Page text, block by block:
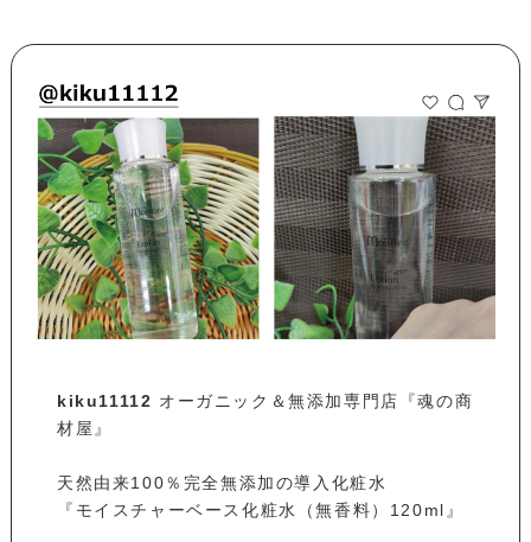
kiku11112 オーガニック＆無添加専門店『魂の商
材屋』
天然由来100％完全無添加の導入化粧水
『モイスチャーベース化粧水（無香料）120ml』